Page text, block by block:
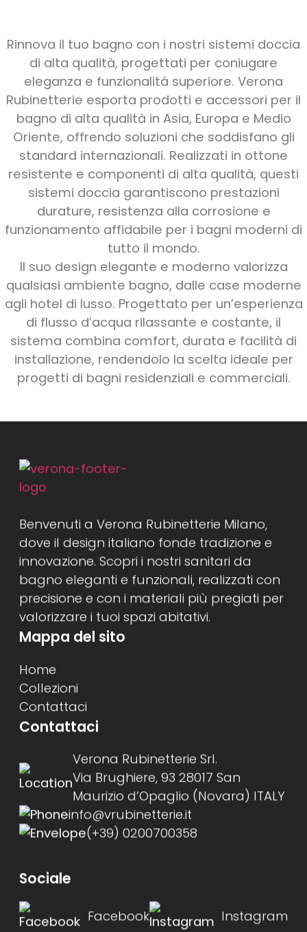
Rinnova il tuo bagno con i nostri sistemi doccia
di alta qualità, progettati per coniugare
eleganza e funzionalità superiore. Verona
Rubinetterie esporta prodotti e accessori per il
bagno di alta qualità in Asia, Europa e Medio
Oriente, offrendo soluzioni che soddisfano gli
standard internazionali. Realizzati in ottone
resistente e componenti di alta qualità, questi
sistemi doccia garantiscono prestazioni
durature, resistenza alla corrosione e
funzionamento affidabile per i bagni moderni di
tutto il mondo.
Il suo design elegante e moderno valorizza
qualsiasi ambiente bagno, dalle case moderne
agli hotel di lusso. Progettato per un’esperienza
di flusso d’acqua rilassante e costante, il
sistema combina comfort, durata e facilità di
installazione, rendendolo la scelta ideale per
progetti di bagni residenziali e commerciali.
Benvenuti a Verona Rubinetterie Milano,
dove il design italiano fonde tradizione e
innovazione. Scopri i nostri sanitari da
bagno eleganti e funzionali, realizzati con
precisione e con i materiali più pregiati per
valorizzare i tuoi spazi abitativi.
Mappa del sito
Home
Collezioni
Contattaci
Contattaci
Verona Rubinetterie Srl.
Via Brughiere, 93 28017 San
Maurizio d’Opaglio (Novara) ITALY
info@vrubinetterie.it
(+39) 0200700358
Sociale
Facebook Instagram